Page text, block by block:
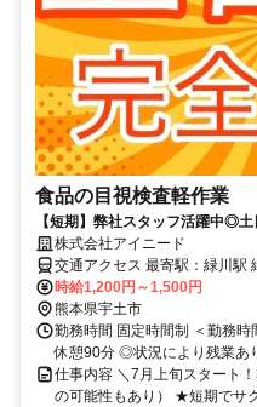
食品の目視検査軽作業
【短期】弊社スタッフ活躍中◎
業！働きやすさ抜群のお仕事♪☆
株式会社アイニード
交通アクセス 最寄駅：緑川駅 緑川駅より車で3分ほど ＊車通勤OK,転
勤なし,バイク通勤OK
時給1,200円～1,500円
熊本県宇土市
勤務時間 固定時間制 ＜勤務
休憩90分 ◎状況により残業あ
仕事内容 ＼7月上旬スタート
の可能性もあり） ★短期でサ